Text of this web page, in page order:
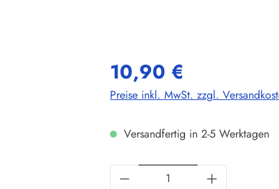
10,90 €
Preise inkl. MwSt. zzgl.
Versandfertig in 2-5 Werktagen
Produkt Anzahl: Gib